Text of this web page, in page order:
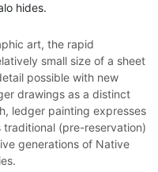
hides.
art, the rapid
small size of a sheet
possible with new
drawings as a distinct
ledger painting expresses
(pre-reservation)
generations of Native